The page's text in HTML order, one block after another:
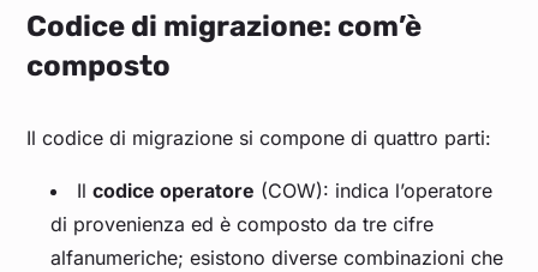
Codice di migrazione: com’è
composto
Il codice di migrazione si compone di quattro parti:
Ilcodice operatore (COW): indica l’operatore
di provenienza ed è composto da tre cifre
alfanumeriche; esistono diverse combinazioni che